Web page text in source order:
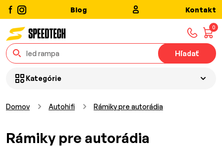
Blog Kontakt
0
Hľadať
Kategórie
Domov Autohifi Rámiky pre autorádia
Rámiky pre autorádia